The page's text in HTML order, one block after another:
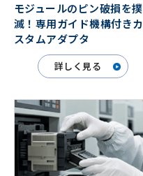
モジュールのピン破損を撲
滅！専用ガイド機構付きカ
スタムアダプタ
詳しく見る